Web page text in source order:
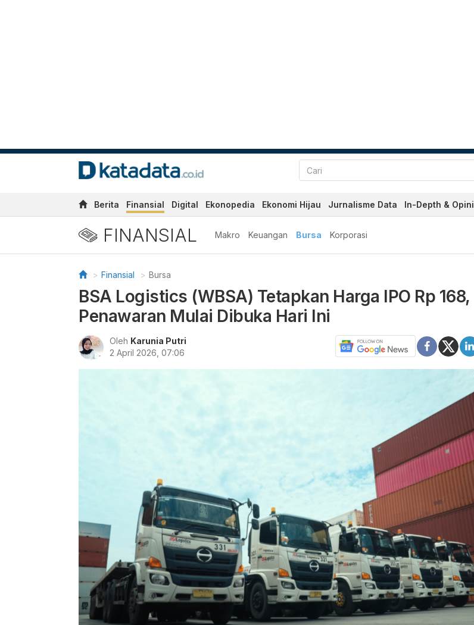
Berita Finansial Digital Ekonopedia Ekonomi Hijau Jurnalisme Data In-Depth & Opini
FINANSIAL Makro Keuangan Bursa Korporasi
Finansial Bursa
BSA Logistics (WBSA) Tetapkan Harga IPO Rp 168,
Penawaran Mulai Dibuka Hari Ini
Oleh Karunia Putri
2 April 2026, 07:06